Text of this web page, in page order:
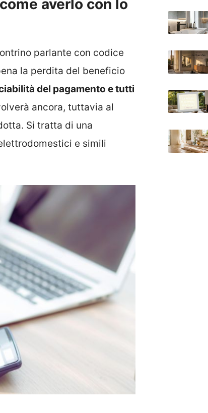
averlo con lo
parlante con codice
la perdita del beneficio
del pagamento e tutti
ancora, tuttavia al
Si tratta di una
e simili